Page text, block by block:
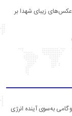
زیبای شهدا بر
گامی به‌سوی آینده انرژی